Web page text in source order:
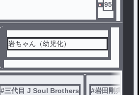
95
岩ちゃん（幼児化）
#三代目 J Soul Brothers #岩田剛典